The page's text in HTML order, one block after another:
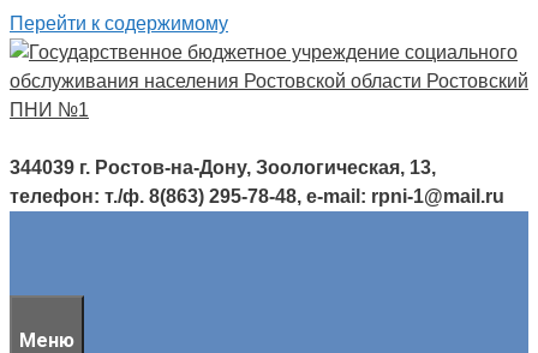
Перейти к содержимому
344039 г. Ростов-на-Дону, Зоологическая, 13,
телефон: т./ф. 8(863) 295-78-48, e-mail: rpni-1@mail.ru
Меню